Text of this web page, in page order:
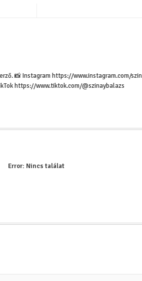
📸 Instagram https://www.instagram.com/
https://www.tiktok.com/@szinaybalazs
Error: Nincs találat